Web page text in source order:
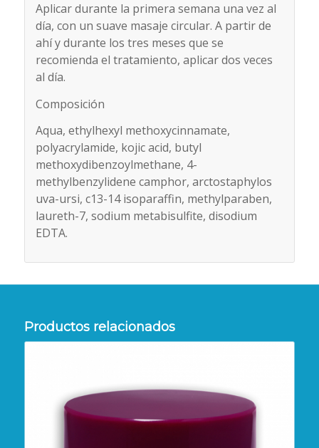
Aplicar durante la primera semana una vez al
día, con un suave masaje circular. A partir de
ahí y durante los tres meses que se
recomienda el tratamiento, aplicar dos veces
al día.
Composición
Aqua, ethylhexyl methoxycinnamate,
polyacrylamide, kojic acid, butyl
methoxydibenzoylmethane, 4-
methylbenzylidene camphor, arctostaphylos
uva-ursi, c13-14 isoparaffin, methylparaben,
laureth-7, sodium metabisulfite, disodium
EDTA.
Productos relacionados